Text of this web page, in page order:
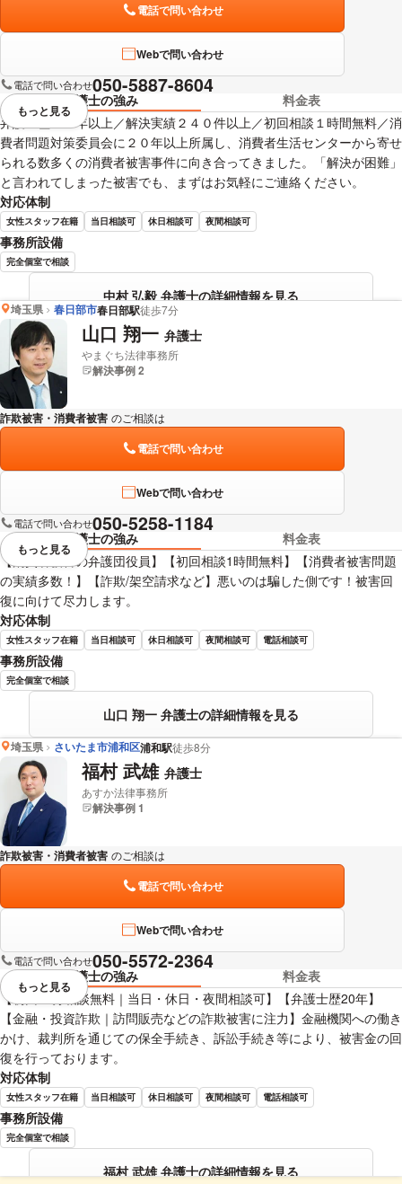
電話で問い合わせ
Webで問い合わせ
電話で問い合わせ050-5887-8604
弁護士の強み
料金表
弁護士歴２０年以上／解決実績２４０件以上／初回相談１時間無料／消
費者問題対策委員会に２０年以上所属し、消費者生活センターから寄せ
られる数多くの消費者被害事件に向き合ってきました。「解決が困難」
と言われてしまった被害でも、まずはお気軽にご連絡ください。
対応体制
女性スタッフ在籍 当日相談可 休日相談可 夜間相談可
事務所設備
完全個室で相談
中村 弘毅 弁護士の詳細情報を見る
視覚的に省略されている要素を
もっと見る
埼玉県 春日部市春日部駅徒歩7分
山口 翔一 弁護士
やまぐち法律事務所
解決事例 2
詐欺被害・消費者被害 のご相談は
電話で問い合わせ
Webで問い合わせ
電話で問い合わせ050-5258-1184
弁護士の強み
料金表
【消費者被害の弁護団役員】【初回相談1時間無料】【消費者被害問題
の実績多数！】【詐欺/架空請求など】悪いのは騙した側です！被害回
復に向けて尽力します。
対応体制
女性スタッフ在籍 当日相談可 休日相談可 夜間相談可 電話相談可
事務所設備
完全個室で相談
山口 翔一 弁護士の詳細情報を見る
視覚的に省略されている要素を
もっと見る
埼玉県 さいたま市浦和区浦和駅徒歩8分
福村 武雄 弁護士
あすか法律事務所
解決事例 1
詐欺被害・消費者被害 のご相談は
電話で問い合わせ
Webで問い合わせ
電話で問い合わせ050-5572-2364
弁護士の強み
料金表
【初回60分相談無料｜当日・休日・夜間相談可】【弁護士歴20年】
【金融・投資詐欺｜訪問販売などの詐欺被害に注力】金融機関への働き
かけ、裁判所を通じての保全手続き、訴訟手続き等により、被害金の回
復を行っております。
対応体制
女性スタッフ在籍 当日相談可 休日相談可 夜間相談可 電話相談可
事務所設備
完全個室で相談
福村 武雄 弁護士の詳細情報を見る
視覚的に省略されている要素を
もっと見る